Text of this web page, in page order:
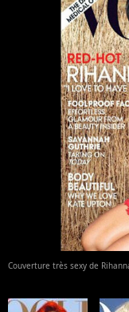
Couverture très sexy de